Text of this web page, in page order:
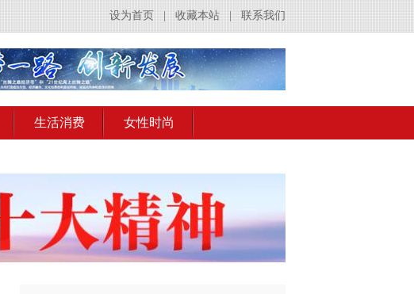
联系我们
收藏本站
设为首页
生活消费 女性时尚